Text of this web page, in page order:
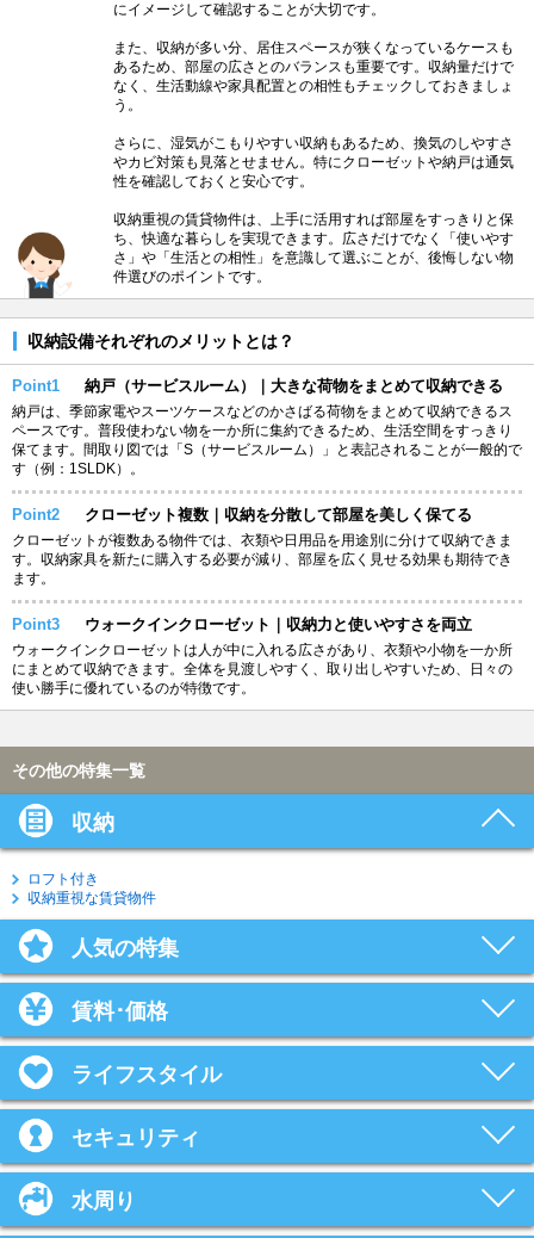
にイメージして確認することが大切です。
また、収納が多い分、居住スペースが狭くなっているケースも
あるため、部屋の広さとのバランスも重要です。収納量だけで
なく、生活動線や家具配置との相性もチェックしておきましょ
う。
さらに、湿気がこもりやすい収納もあるため、換気のしやすさ
やカビ対策も見落とせません。特にクローゼットや納戸は通気
性を確認しておくと安心です。
収納重視の賃貸物件は、上手に活用すれば部屋をすっきりと保
ち、快適な暮らしを実現できます。広さだけでなく「使いやす
さ」や「生活との相性」を意識して選ぶことが、後悔しない物
件選びのポイントです。
収納設備それぞれのメリットとは？
Point1 納戸（サービスルーム）｜大きな荷物をまとめて収納できる
納戸は、季節家電やスーツケースなどのかさばる荷物をまとめて収納できるス
ペースです。普段使わない物を一か所に集約できるため、生活空間をすっきり
保てます。間取り図では「S（サービスルーム）」と表記されることが一般的で
す（例：1SLDK）。
Point2 クローゼット複数｜収納を分散して部屋を美しく保てる
クローゼットが複数ある物件では、衣類や日用品を用途別に分けて収納できま
す。収納家具を新たに購入する必要が減り、部屋を広く見せる効果も期待でき
ます。
Point3 ウォークインクローゼット｜収納力と使いやすさを両立
ウォークインクローゼットは人が中に入れる広さがあり、衣類や小物を一か所
にまとめて収納できます。全体を見渡しやすく、取り出しやすいため、日々の
使い勝手に優れているのが特徴です。
その他の特集一覧
収納
ロフト付き
収納重視な賃貸物件
人気の特集
賃料･価格
ライフスタイル
セキュリティ
水周り